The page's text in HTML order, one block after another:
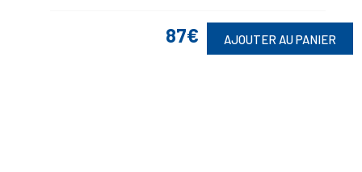
87€ AJOUTER AU PANIER